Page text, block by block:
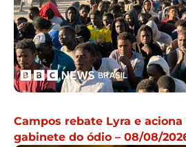
Campos rebate Lyra e aciona
gabinete do ódio – 08/08/